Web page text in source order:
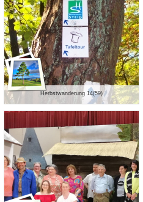
Herbstwanderung 14(59)